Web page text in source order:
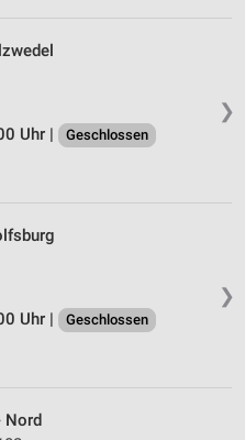
❯
Uhr |
Geschlossen
❯
Uhr |
Geschlossen
Nord